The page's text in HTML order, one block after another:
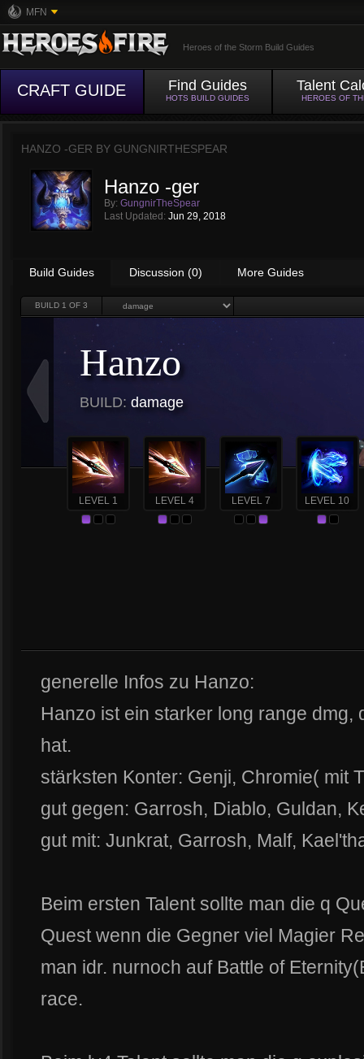
MFN
Heroes of the Storm Build Guides
CRAFT GUIDE Find Guides
HOTS BUILD GUIDES
Talent
HEROES OF
HANZO -GER BY GUNGNIRTHESPEAR
Hanzo -ger
By: GungnirTheSpear
Last Updated: Jun 29, 2018
Build Guides Discussion (0) More Guides
BUILD 1 OF 3
Hanzo
BUILD: damage
LEVEL 1 LEVEL 4 LEVEL 7 LEVEL 10
generelle Infos zu Hanzo:
Hanzo ist ein starker long range
hat.
stärksten Konter: Genji, Chromie( mit
gut gegen: Garrosh, Diablo, Guldan,
gut mit: Junkrat, Garrosh, Malf,
Beim ersten Talent sollte man die q
Quest wenn die Gegner viel Magier
man idr. nurnoch auf Battle of
race.